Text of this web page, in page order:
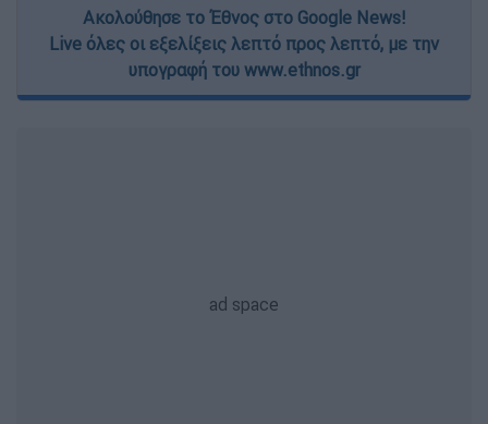
Ακολούθησε το Έθνος στο Google News!
Live όλες οι εξελίξεις λεπτό προς λεπτό, με την
υπογραφή του www.ethnos.gr